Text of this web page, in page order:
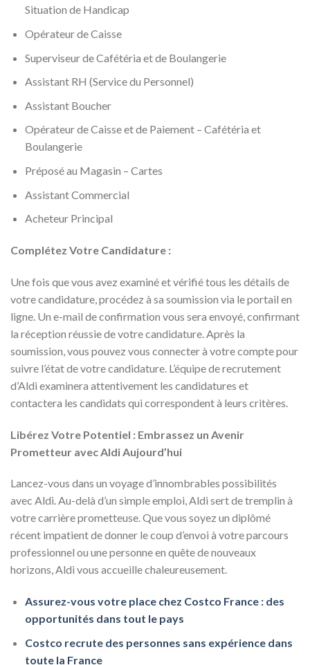
Situation de Handicap
Opérateur de Caisse
Superviseur de Cafétéria et de Boulangerie
Assistant RH (Service du Personnel)
Assistant Boucher
Opérateur de Caisse et de Paiement – Cafétéria et
Boulangerie
Préposé au Magasin – Cartes
Assistant Commercial
Acheteur Principal
Complétez Votre Candidature :
Une fois que vous avez examiné et vérifié tous les détails de
votre candidature, procédez à sa soumission via le portail en
ligne. Un e-mail de confirmation vous sera envoyé, confirmant
la réception réussie de votre candidature. Après la
soumission, vous pouvez vous connecter à votre compte pour
suivre l’état de votre candidature. L’équipe de recrutement
d’Aldi examinera attentivement les candidatures et
contactera les candidats qui correspondent à leurs critères.
Libérez Votre Potentiel : Embrassez un Avenir
Prometteur avec Aldi Aujourd’hui
Lancez-vous dans un voyage d’innombrables possibilités
avec Aldi. Au-delà d’un simple emploi, Aldi sert de tremplin à
votre carrière prometteuse. Que vous soyez un diplômé
récent impatient de donner le coup d’envoi à votre parcours
professionnel ou une personne en quête de nouveaux
horizons, Aldi vous accueille chaleureusement.
Assurez-vous votre place chez Costco France : des
opportunités dans tout le pays
Costco recrute des personnes sans expérience dans
toute la France